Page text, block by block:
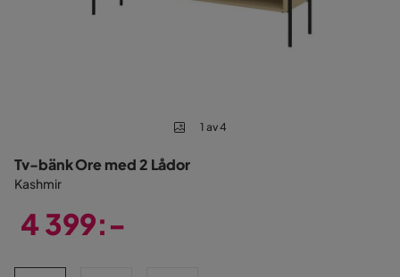
1 av 4
Tv-bänk Ore med 2 Lådor
Kashmir
Pris
4 399:-